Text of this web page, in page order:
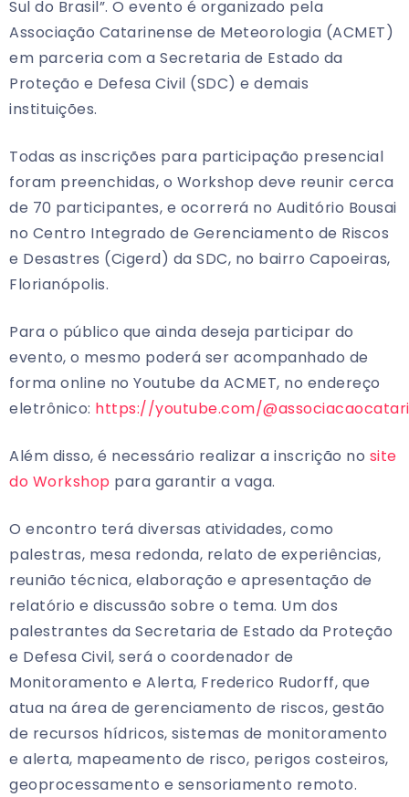
Sul do Brasil”. O evento é organizado pela
Associação Catarinense de Meteorologia (ACMET)
em parceria com a Secretaria de Estado da
Proteção e Defesa Civil (SDC) e demais
instituições.
Todas as inscrições para participação presencial
foram preenchidas, o Workshop deve reunir cerca
de 70 participantes, e ocorrerá no Auditório Bousai
no Centro Integrado de Gerenciamento de Riscos
e Desastres (Cigerd) da SDC, no bairro Capoeiras,
Florianópolis.
Para o público que ainda deseja participar do
evento, o mesmo poderá ser acompanhado de
forma online no Youtube da ACMET, no endereço
eletrônico: https://youtube.com/
Além disso, é necessário realizar a inscrição no site
do Workshop para garantir a vaga.
O encontro terá diversas atividades, como
palestras, mesa redonda, relato de experiências,
reunião técnica, elaboração e apresentação de
relatório e discussão sobre o tema. Um dos
palestrantes da Secretaria de Estado da Proteção
e Defesa Civil, será o coordenador de
Monitoramento e Alerta, Frederico Rudorff, que
atua na área de gerenciamento de riscos, gestão
de recursos hídricos, sistemas de monitoramento
e alerta, mapeamento de risco, perigos costeiros,
geoprocessamento e sensoriamento remoto.